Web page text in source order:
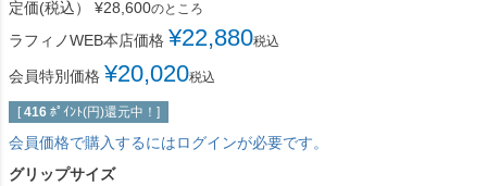
定価(税込） ¥28,600のところ
ラフィノWEB本店価格 ¥22,880税込
会員特別価格 ¥20,020税込
[ 416 ﾎﾟｲﾝﾄ(円)還元中！]
会員価格で購入するにはログインが必要です。
グリップサイズ